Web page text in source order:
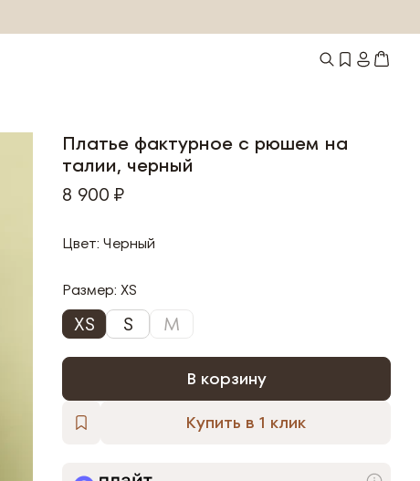
Платье фактурное с рюшем на
талии, черный
8 900 ₽
Цвет: Черный
Размер: XS
XS S M
В корзину
Купить в 1 клик